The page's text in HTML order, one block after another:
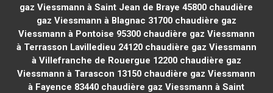
gaz Viessmann à Saint Jean de Braye 45800 chaudière
gaz Viessmann à Blagnac 31700chaudière gaz
Viessmann à Pontoise 95300chaudière gaz Viessmann
à Terrasson Lavilledieu 24120chaudière gaz Viessmann
à Villefranche de Rouergue 12200chaudière gaz
Viessmann à Tarascon 13150 chaudière gaz Viessmann
à Fayence 83440 chaudière gaz Viessmann à Saint